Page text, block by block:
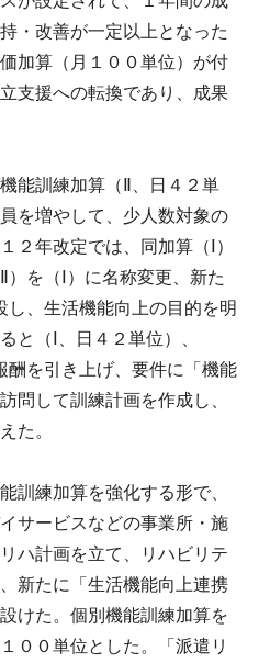
・改善が一定以上となった
加算（月１００単位）が付
支援への転換であり、成果
能訓練加算（Ⅱ、日４２単
を増やして、少人数対象の
２年改定では、同加算（Ⅰ）
を（Ⅰ）に名称変更、新た
し、生活機能向上の目的を明
と（Ⅰ、日４２単位）、
酬を引き上げ、要件に「機能
問して訓練計画を作成し、
た。
訓練加算を強化する形で、
サービスなどの事業所・施
ハ計画を立て、リハビリテ
新たに「生活機能向上連携
けた。個別機能訓練加算を
００単位とした。「派遣リ